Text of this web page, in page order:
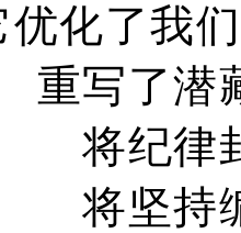
优化了我
重写了潜
将纪律
将坚持